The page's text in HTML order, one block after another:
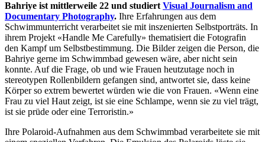
Bahriye ist mittlerweile 22 und studiert Visual Journalism and
Documentary Photography. Ihre Erfahrungen aus dem
Schwimmunterricht verarbeitet sie mit inszenierten Selbstporträts. In
ihrem Projekt «Handle Me Carefully» thematisiert die Fotografin
den Kampf um Selbstbestimmung. Die Bilder zeigen die Person, die
Bahriye gerne im Schwimmbad gewesen wäre, aber nicht sein
konnte. Auf die Frage, ob und wie Frauen heutzutage noch in
stereotypen Rollenbildern gefangen sind, antwortet sie, dass keine
Körper so extrem bewertet würden wie die von Frauen. «Wenn eine
Frau zu viel Haut zeigt, ist sie eine Schlampe, wenn sie zu viel trägt,
ist sie prüde oder eine Terroristin.»
Ihre Polaroid-Aufnahmen aus dem Schwimmbad verarbeitete sie mit